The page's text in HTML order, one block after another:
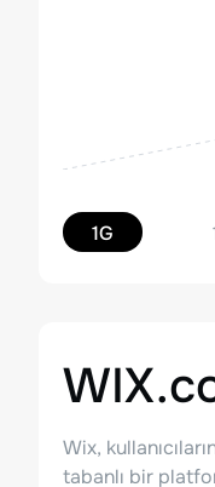
1G
Wix,
tabanlı bir